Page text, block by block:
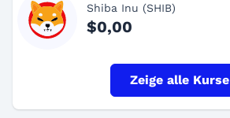
Shiba Inu (SHIB)
$0,00
Zeige alle Kurse